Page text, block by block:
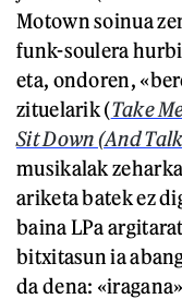
Motown soinua
funk-soulera
eta, ondoren,
zituelarik (Take
Sit Down (And
musikalak
ariketa batek ez
baina LPa
bitxitasun ia
da dena: